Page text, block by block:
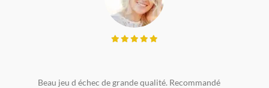
Beau jeu d échec de grande qualité. Recommandé